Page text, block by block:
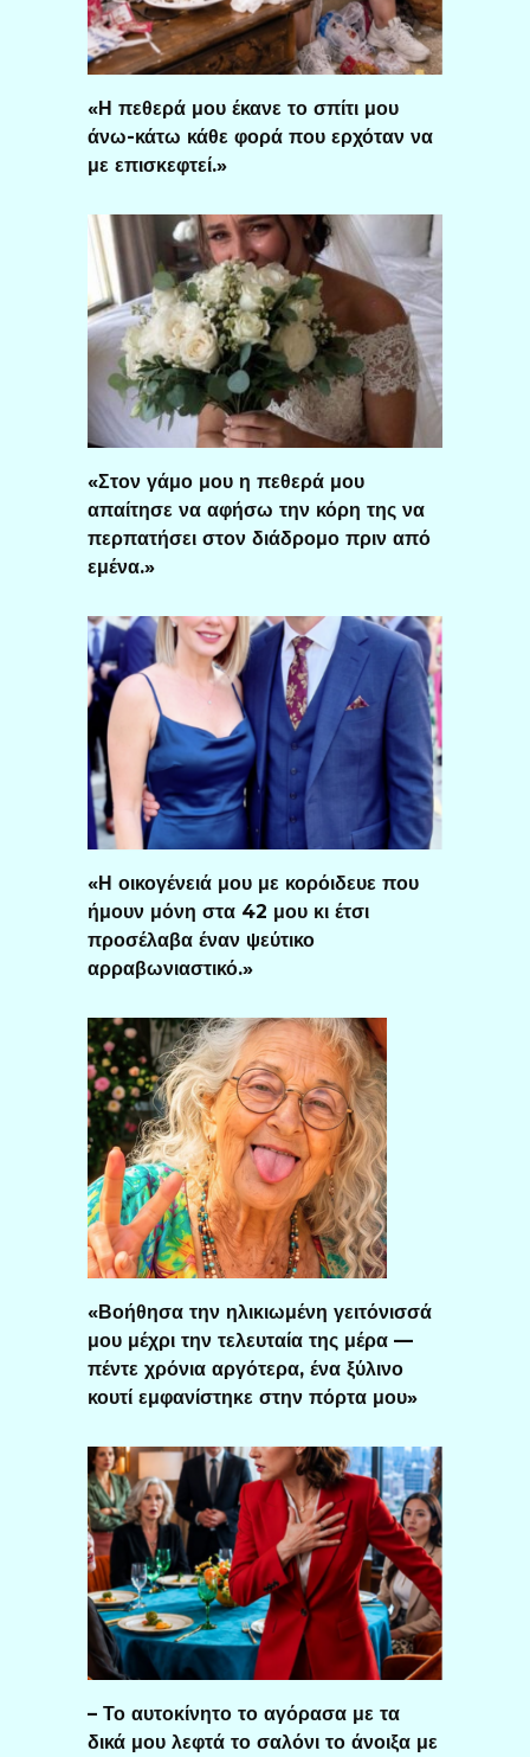
«Η πεθερά μου έκανε το σπίτι μου
άνω-κάτω κάθε φορά που ερχόταν να
με επισκεφτεί.»
«Στον γάμο μου η πεθερά μου
απαίτησε να αφήσω την κόρη της να
περπατήσει στον διάδρομο πριν από
εμένα.»
«Η οικογένειά μου με κορόιδευε που
ήμουν μόνη στα 42 μου κι έτσι
προσέλαβα έναν ψεύτικο
αρραβωνιαστικό.»
«Βοήθησα την ηλικιωμένη γειτόνισσά
μου μέχρι την τελευταία της μέρα —
πέντε χρόνια αργότερα, ένα ξύλινο
κουτί εμφανίστηκε στην πόρτα μου»
– Το αυτοκίνητο το αγόρασα με τα
δικά μου λεφτά το σαλόνι το άνοιξα με